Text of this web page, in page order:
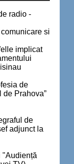
radio -
si
implicat
de
de Prahova”
de
adjunct la
"Audiență